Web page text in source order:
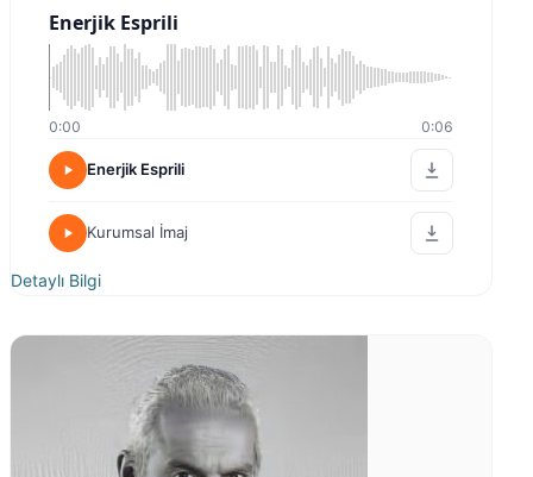
Enerjik Esprili
0:00 0:06
Enerjik Esprili
Kurumsal İmaj
Detaylı Bilgi